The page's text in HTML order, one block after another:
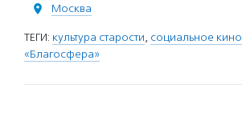
Москва
ТЕГИ: культура старости, социальное кино
«Благосфера»